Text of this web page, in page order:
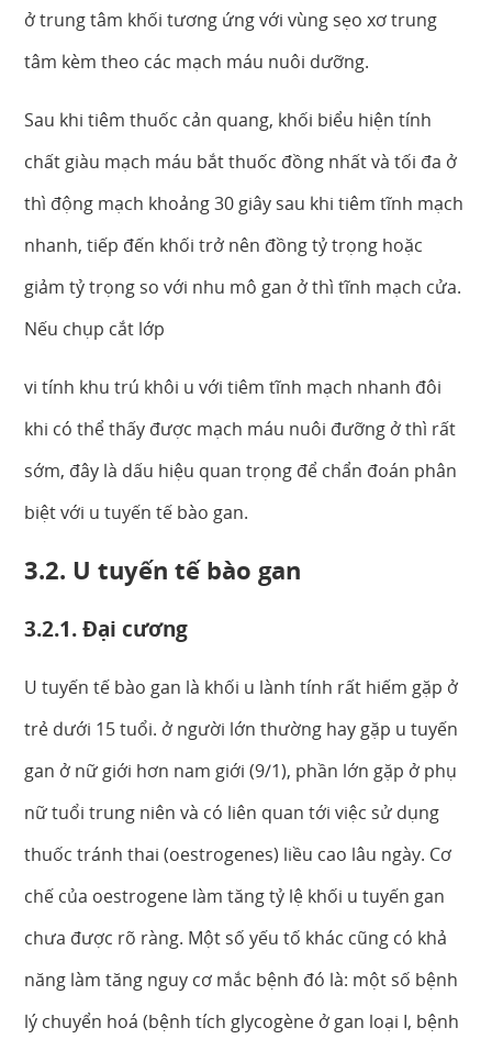
ở trung tâm khối tương ứng với vùng sẹo xơ trung
tâm kèm theo các mạch máu nuôi dưỡng.
Sau khi tiêm thuốc cản quang, khối biểu hiện tính
chất giàu mạch máu bắt thuốc đồng nhất và tối đa ở
thì động mạch khoảng 30 giây sau khi tiêm tĩnh mạch
nhanh, tiếp đến khối trở nên đồng tỷ trọng hoặc
giảm tỷ trọng so với nhu mô gan ở thì tĩnh mạch cửa.
Nếu chụp cắt lớp
vi tính khu trú khôi u với tiêm tĩnh mạch nhanh đôi
khi có thể thấy được mạch máu nuôi đưỡng ở thì rất
sớm, đây là dấu hiệu quan trọng để chẩn đoán phân
biệt với u tuyến tế bào gan.
3.2. U tuyến tế bào gan
3.2.1. Đại cương
U tuyến tế bào gan là khối u lành tính rất hiếm gặp ở
trẻ dưới 15 tuổi. ở người lớn thường hay gặp u tuyến
gan ở nữ giới hơn nam giới (9/1), phần lớn gặp ở phụ
nữ tuổi trung niên và có liên quan tới việc sử dụng
thuốc tránh thai (oestrogenes) liều cao lâu ngày. Cơ
chế của oestrogene làm tăng tỷ lệ khối u tuyến gan
chưa được rõ ràng. Một số yếu tố khác cũng có khả
năng làm tăng nguy cơ mắc bệnh đó là: một số bệnh
lý chuyển hoá (bệnh tích glycogène ở gan loại I, bệnh